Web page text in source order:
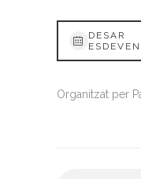
DESAR
Organitzat per